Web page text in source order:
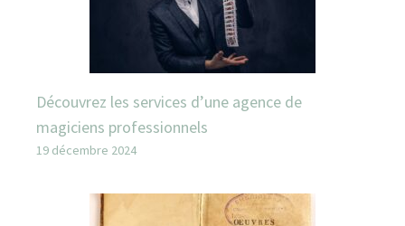
Découvrez les services d’une agence de
magiciens professionnels
19 décembre 2024